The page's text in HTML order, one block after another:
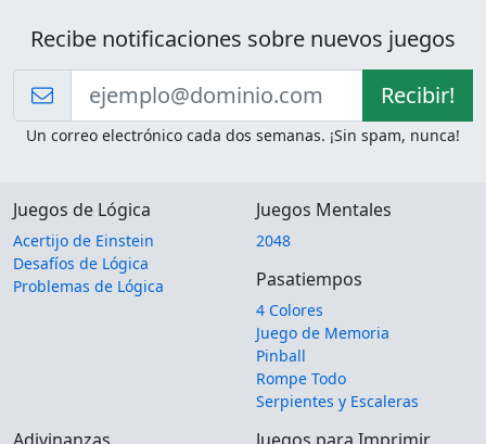
Recibe notificaciones sobre nuevos juegos
Recibir!
Un correo electrónico cada dos semanas. ¡Sin spam, nunca!
Juegos de Lógica
Acertijo de Einstein
Desafíos de Lógica
Problemas de Lógica
Juegos Mentales
2048
Pasatiempos
4 Colores
Juego de Memoria
Pinball
Rompe Todo
Serpientes y Escaleras